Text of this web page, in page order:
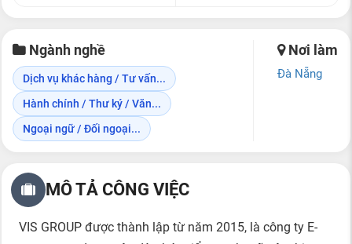
Ngành nghề
Dịch vụ khác hàng / Tư vấn...
Hành chính / Thư ký / Văn...
Ngoại ngữ / Đối ngoại...
Nơi làm
Đà Nẵng
MÔ TẢ CÔNG VIỆC
VIS GROUP được thành lập từ năm 2015, là công ty E-